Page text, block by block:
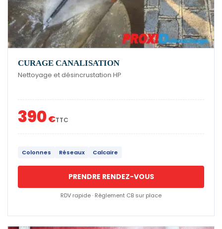
CURAGE CANALISATION
Nettoyage et désincrustation HP
390€TTC
Colonnes Réseaux Calcaire
PRENDRE RENDEZ-VOUS
RDV rapide · Règlement CB sur place